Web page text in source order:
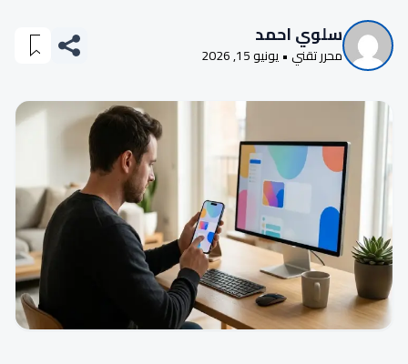
سلوي احمد
محرر تقني • يونيو 15, 2026